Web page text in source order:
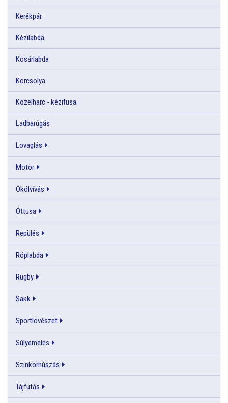
Kerékpár
Kézilabda
Kosárlabda
Korcsolya
Közelharc - kézitusa
Ladbarúgás
Lovaglás
Motor
Ökölvívás
Öttusa
Repülés
Röplabda
Rugby
Sakk
Sportlövészet
Súlyemelés
Szinkornúszás
Tájfutás